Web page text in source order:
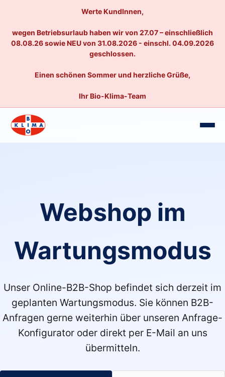
Werte KundInnen,
wegen Betriebsurlaub haben wir von 27.07 – einschließlich
08.08.26 sowie NEU von 31.08.2026 - einschl. 04.09.2026
geschlossen.
Einen schönen Sommer und herzliche Grüße,
Ihr Bio-Klima-Team
Webshop im
Wartungsmodus
Unser Online-B2B-Shop befindet sich derzeit im
geplanten Wartungsmodus. Sie können B2B-
Anfragen gerne weiterhin über unseren Anfrage-
Konfigurator oder direkt per E-Mail an uns
übermitteln.